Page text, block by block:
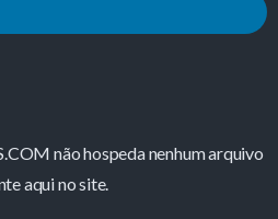
não hospeda nenhum arquivo
aqui no site.